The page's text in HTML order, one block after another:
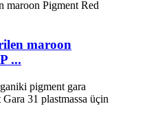
maroon
...